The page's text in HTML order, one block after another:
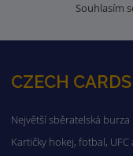
Souhlasím
CZECH
Největší sběratelská burza
Kartičky hokej, fotbal, UFC